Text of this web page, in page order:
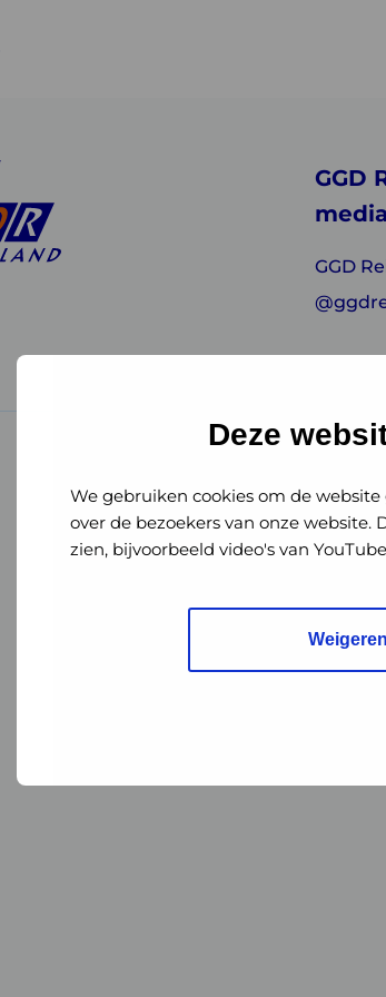
Deze
We gebruiken cookies om de
over de bezoekers van onze
zien, bijvoorbeeld video's van
Weigeren
GGD
media
GGD